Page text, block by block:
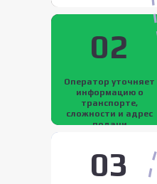
02
Оператор уточняет
информацию о
транспорте,
сложности и адрес
подачи
03